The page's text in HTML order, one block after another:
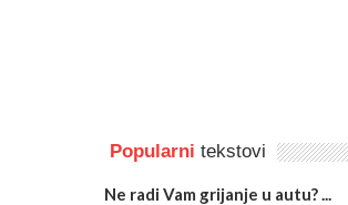
Popularni tekstovi
Ne radi Vam grijanje u autu? ...